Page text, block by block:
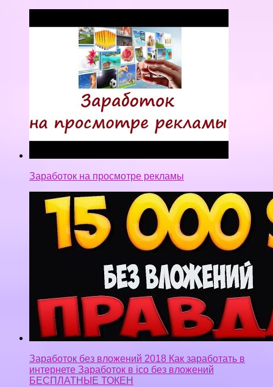
Заработок на просмотре рекламы
Заработок без вложений 2018 Как заработать в
интернете Заработок в ico без вложений
БЕСПЛАТНЫЕ ТОКЕН